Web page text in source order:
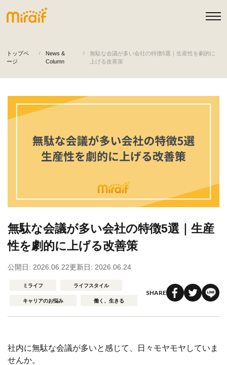
トップペ
ージ
News &
Column
無駄な会議が多い会社の特徴5選｜生産性を劇的に
上げる改善策
無駄な会議が多い会社の特徴5選｜生産
性を劇的に上げる改善策
公開日: 2026.06.22更新日: 2026.06.24
ミライフ ライフスタイル
キャリアのお悩み 働く、生きる
SHARE
社内に無駄な会議が多いと感じて、日々モヤモヤしていま
せんか。